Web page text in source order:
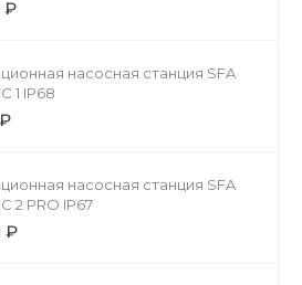
₽
насосная станция SFA
1 IP68
насосная станция SFA
2 PRO IP67
₽